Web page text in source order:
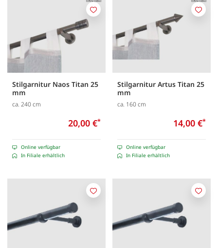
Stilgarnitur Naos Titan 25
mm
ca. 240 cm
20,00 €*
Online verfügbar
In Filiale erhältlich
Merken
Stilgarnitur Artus Titan 25
mm
ca. 160 cm
14,00 €*
Online verfügbar
In Filiale erhältlich
Merken